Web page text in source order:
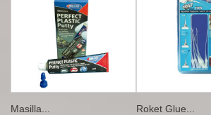
Masilla... Roket Glue...